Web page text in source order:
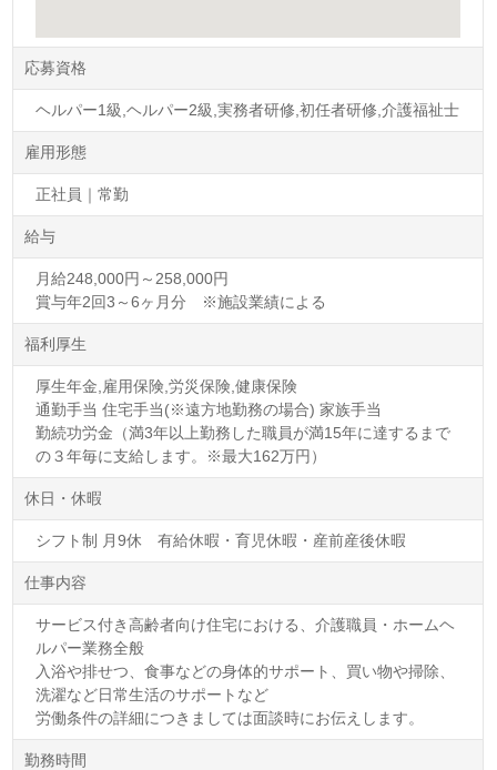
応募資格
ヘルパー1級,ヘルパー2級,実務者研修,初任者研修,介護福祉士
雇用形態
正社員｜常勤
給与
月給248,000円～258,000円
賞与年2回3～6ヶ月分 ※施設業績による
福利厚生
厚生年金,雇用保険,労災保険,健康保険
通勤手当 住宅手当(※遠方地勤務の場合) 家族手当
勤続功労金（満3年以上勤務した職員が満15年に達するまで
の３年毎に支給します。※最大162万円）
休日・休暇
シフト制 月9休 有給休暇・育児休暇・産前産後休暇
仕事内容
サービス付き高齢者向け住宅における、介護職員・ホームヘ
ルパー業務全般
入浴や排せつ、食事などの身体的サポート、買い物や掃除、
洗濯など日常生活のサポートなど
労働条件の詳細につきましては面談時にお伝えします。
勤務時間